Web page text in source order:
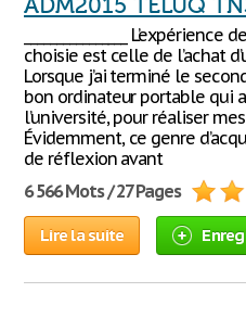
ADM2015 TELUQ
________________
choisie est celle de l’achat
Lorsque j’ai terminé le
bon ordinateur portable qui
l’université, pour réaliser
Évidemment, ce genre
de réflexion avant
6 566 Mots / 27 Pages
Lire la suite